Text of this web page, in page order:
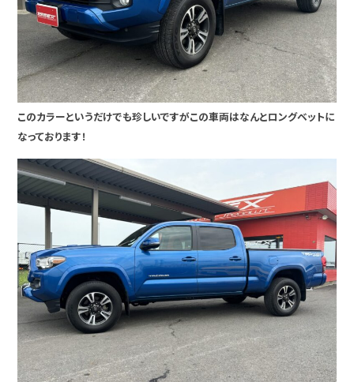
このカラーというだけでも珍しいですがこの車両はなんとロングベットに
なっております！